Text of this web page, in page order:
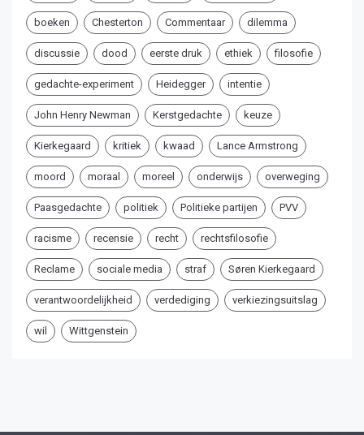
boeken Chesterton Commentaar dilemma
discussie dood eerste druk ethiek filosofie
gedachte-experiment Heidegger intentie
John Henry Newman Kerstgedachte keuze
Kierkegaard kritiek kwaad Lance Armstrong
moord moraal moreel onderwijs overweging
Paasgedachte politiek Politieke partijen PVV
racisme recensie recht rechtsfilosofie
Reclame sociale media straf Søren Kierkegaard
verantwoordelijkheid verdediging verkiezingsuitslag
wil Wittgenstein